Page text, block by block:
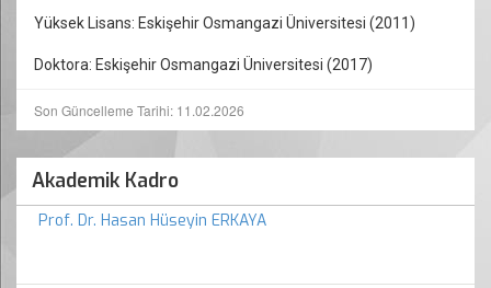
Yüksek Lisans: Eskişehir Osmangazi Üniversitesi (2011)
Doktora: Eskişehir Osmangazi Üniversitesi (2017)
Son Güncelleme Tarihi: 11.02.2026
Akademik Kadro
Prof. Dr. Hasan Hüseyin ERKAYA